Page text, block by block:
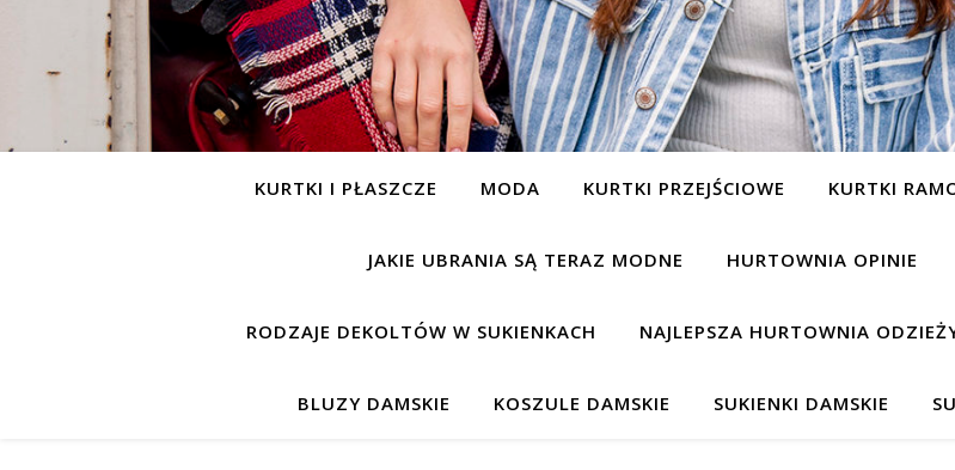
KURTKI I PŁASZCZE MODA KURTKI PRZEJŚCIOWE KURTKI
JAKIE UBRANIA SĄ TERAZ MODNE HURTOWNIA OPINIE
RODZAJE DEKOLTÓW W SUKIENKACH NAJLEPSZA HURTOWNIA
BLUZY DAMSKIE KOSZULE DAMSKIE SUKIENKI DAMSKIE